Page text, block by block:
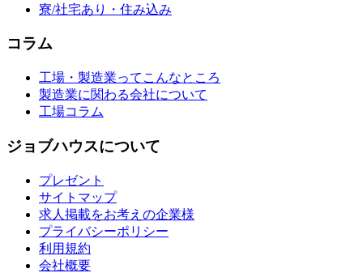
寮/社宅あり・住み込み
コラム
工場・製造業ってこんなところ
製造業に関わる会社について
工場コラム
ジョブハウスについて
プレゼント
サイトマップ
求人掲載をお考えの企業様
プライバシーポリシー
利用規約
会社概要